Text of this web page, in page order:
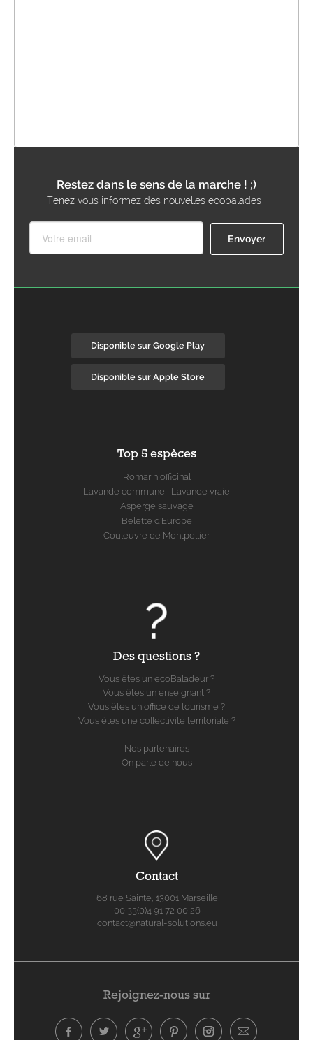
Restez dans le sens de la marche ! ;)
Tenez vous informez des nouvelles ecobalades !
Disponible sur Google Play
Disponible sur Apple Store
Top 5 espèces
Romarin officinal
Lavande commune- Lavande vraie
Asperge sauvage
Belette d'Europe
Couleuvre de Montpellier
Des questions ?
Vous êtes un ecoBaladeur ?
Vous êtes un enseignant ?
Vous êtes un office de tourisme ?
Vous êtes une collectivité territoriale ?
Nos partenaires
On parle de nous
Contact
68 rue Sainte, 13001 Marseille
00 33(0)4 91 72 00 26
contact@natural-solutions.eu
Rejoignez-nous sur